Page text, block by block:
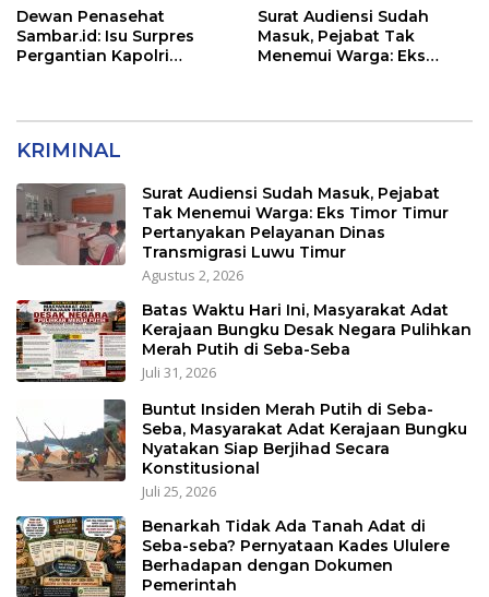
Dewan Penasehat
Sambar.id: Isu Surpres
Pergantian Kapolri
Surat Audiensi Sudah
Masuk, Pejabat Tak
Menemui Warga: Eks
KRIMINAL
Surat Audiensi Sudah Masuk, Pejabat
Tak Menemui Warga: Eks Timor Timur
Pertanyakan Pelayanan Dinas
Transmigrasi Luwu Timur
Agustus 2, 2026
Batas Waktu Hari Ini, Masyarakat Adat
Kerajaan Bungku Desak Negara Pulihkan
Merah Putih di Seba-Seba
Juli 31, 2026
Buntut Insiden Merah Putih di Seba-
Seba, Masyarakat Adat Kerajaan Bungku
Nyatakan Siap Berjihad Secara
Konstitusional
Juli 25, 2026
Benarkah Tidak Ada Tanah Adat di
Seba-seba? Pernyataan Kades Ululere
Berhadapan dengan Dokumen
Pemerintah